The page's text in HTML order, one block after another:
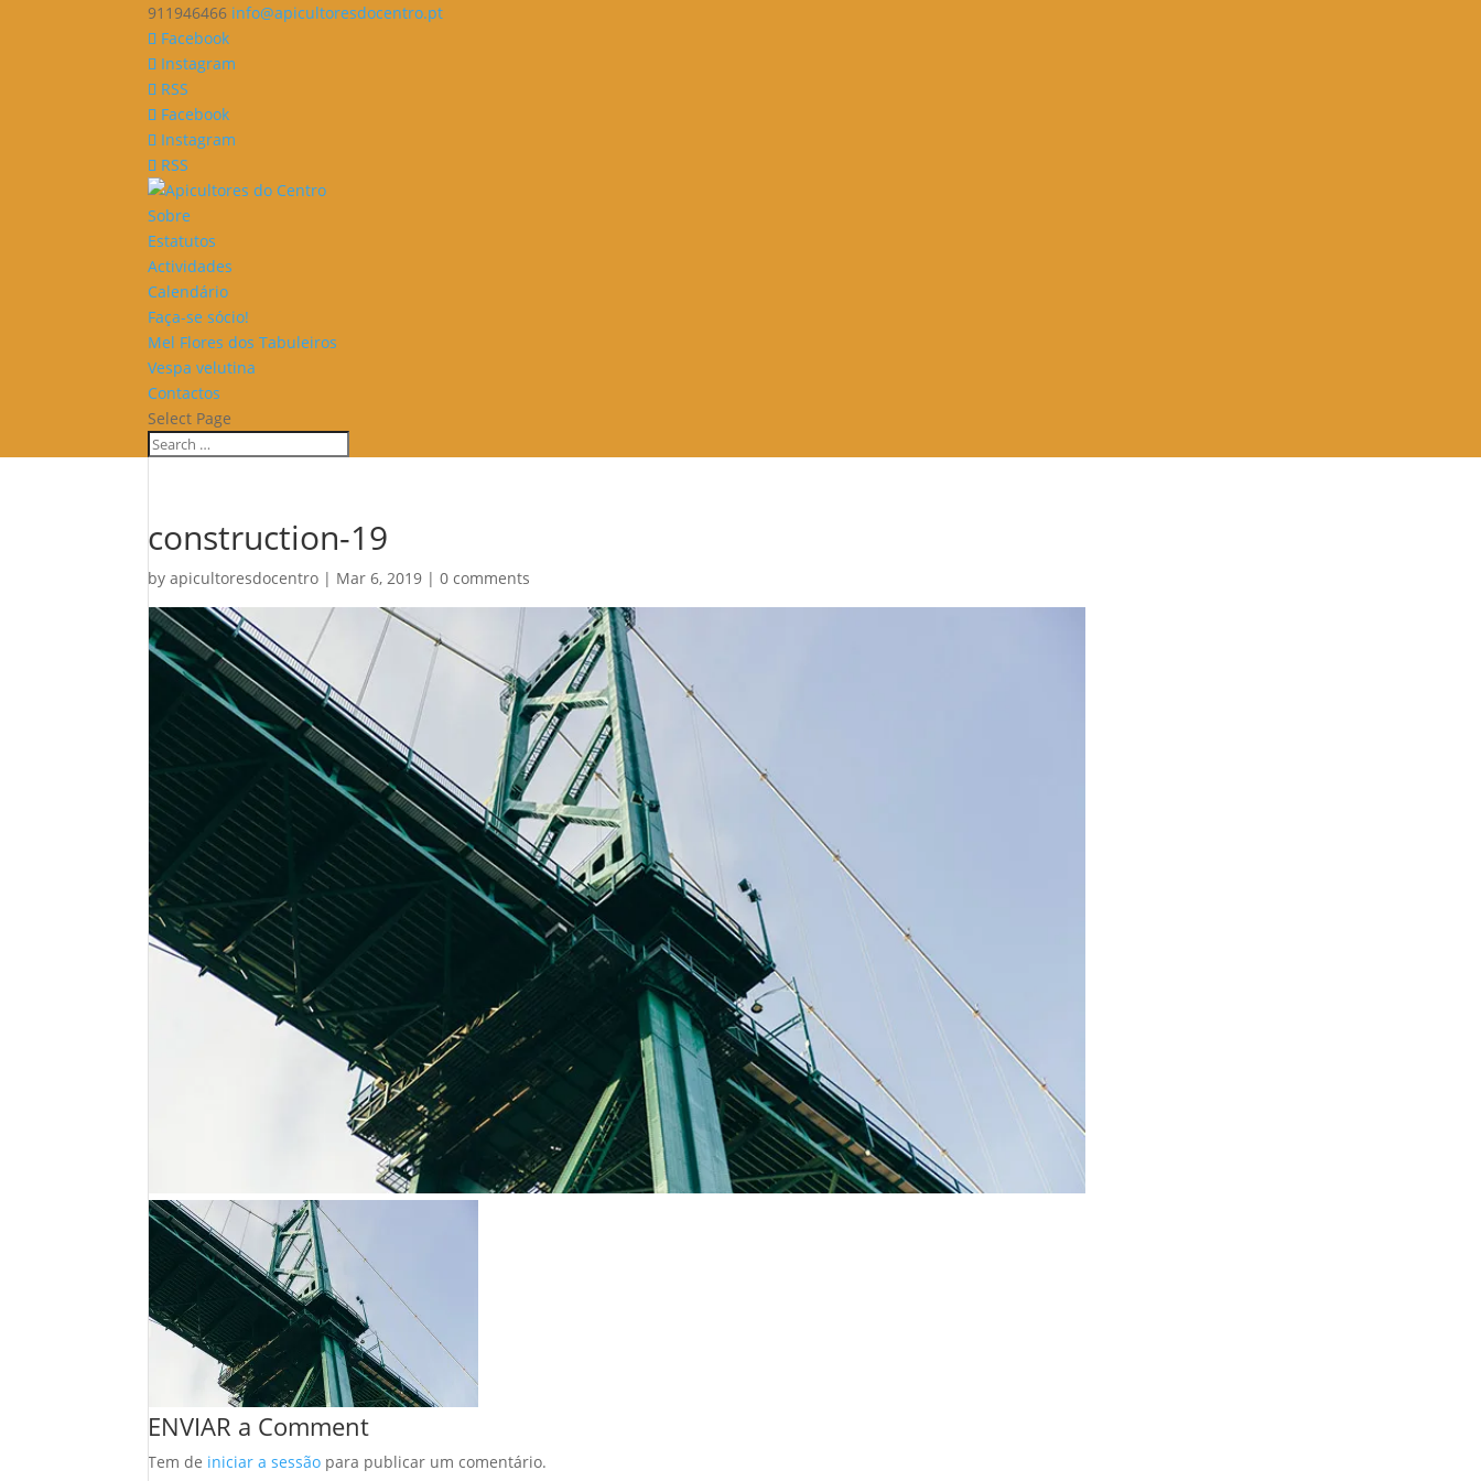
911946466 info@apicultoresdocentro.pt
Facebook
Instagram
RSS
Facebook
Instagram
RSS
Sobre
Estatutos
Actividades
Calendário
Faça-se sócio!
Mel Flores dos Tabuleiros
Vespa velutina
Contactos
Select Page
construction-19
byapicultoresdocentro | Mar 6, 2019 |0 comments
ENVIAR a Comment
Tem de iniciar a sessão para publicar um comentário.